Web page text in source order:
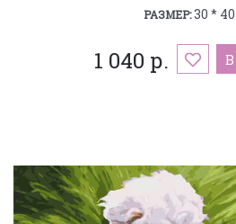
РАЗМЕР:30 *
1 040 р.